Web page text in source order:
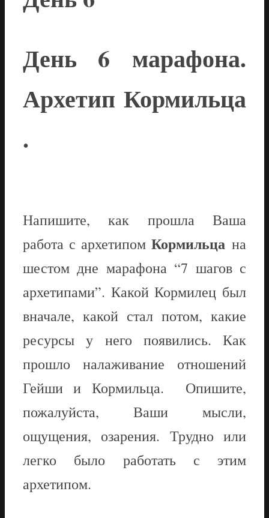
День 6 марафона.
Архетип Кормильца
.
Напишите, как прошла Ваша
работа с архетипом Кормильца на
шестом дне марафона “7 шагов с
архетипами”. Какой Кормилец был
вначале, какой стал потом, какие
ресурсы у него появились. Как
прошло налаживание отношений
Гейши и Кормильца. Опишите,
пожалуйста, Ваши мысли,
ощущения, озарения. Трудно или
легко было работать с этим
архетипом.